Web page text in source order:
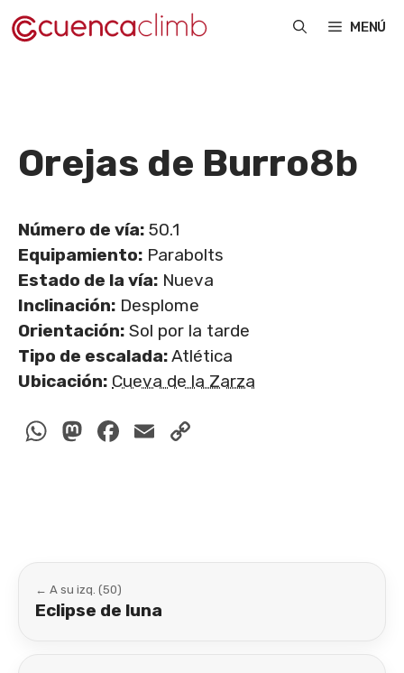
Saltar
al
MENÚ
Orejas de Burro8b
Número de vía: 50.1
Equipamiento: Parabolts
Estado de la vía: Nueva
Inclinación: Desplome
Orientación: Sol por la tarde
Tipo de escalada:Atlética
Ubicación: Cueva de la Zarza
WhatsApp
Mastodon
Facebook
Email
← A su izq. (50)
Eclipse de luna